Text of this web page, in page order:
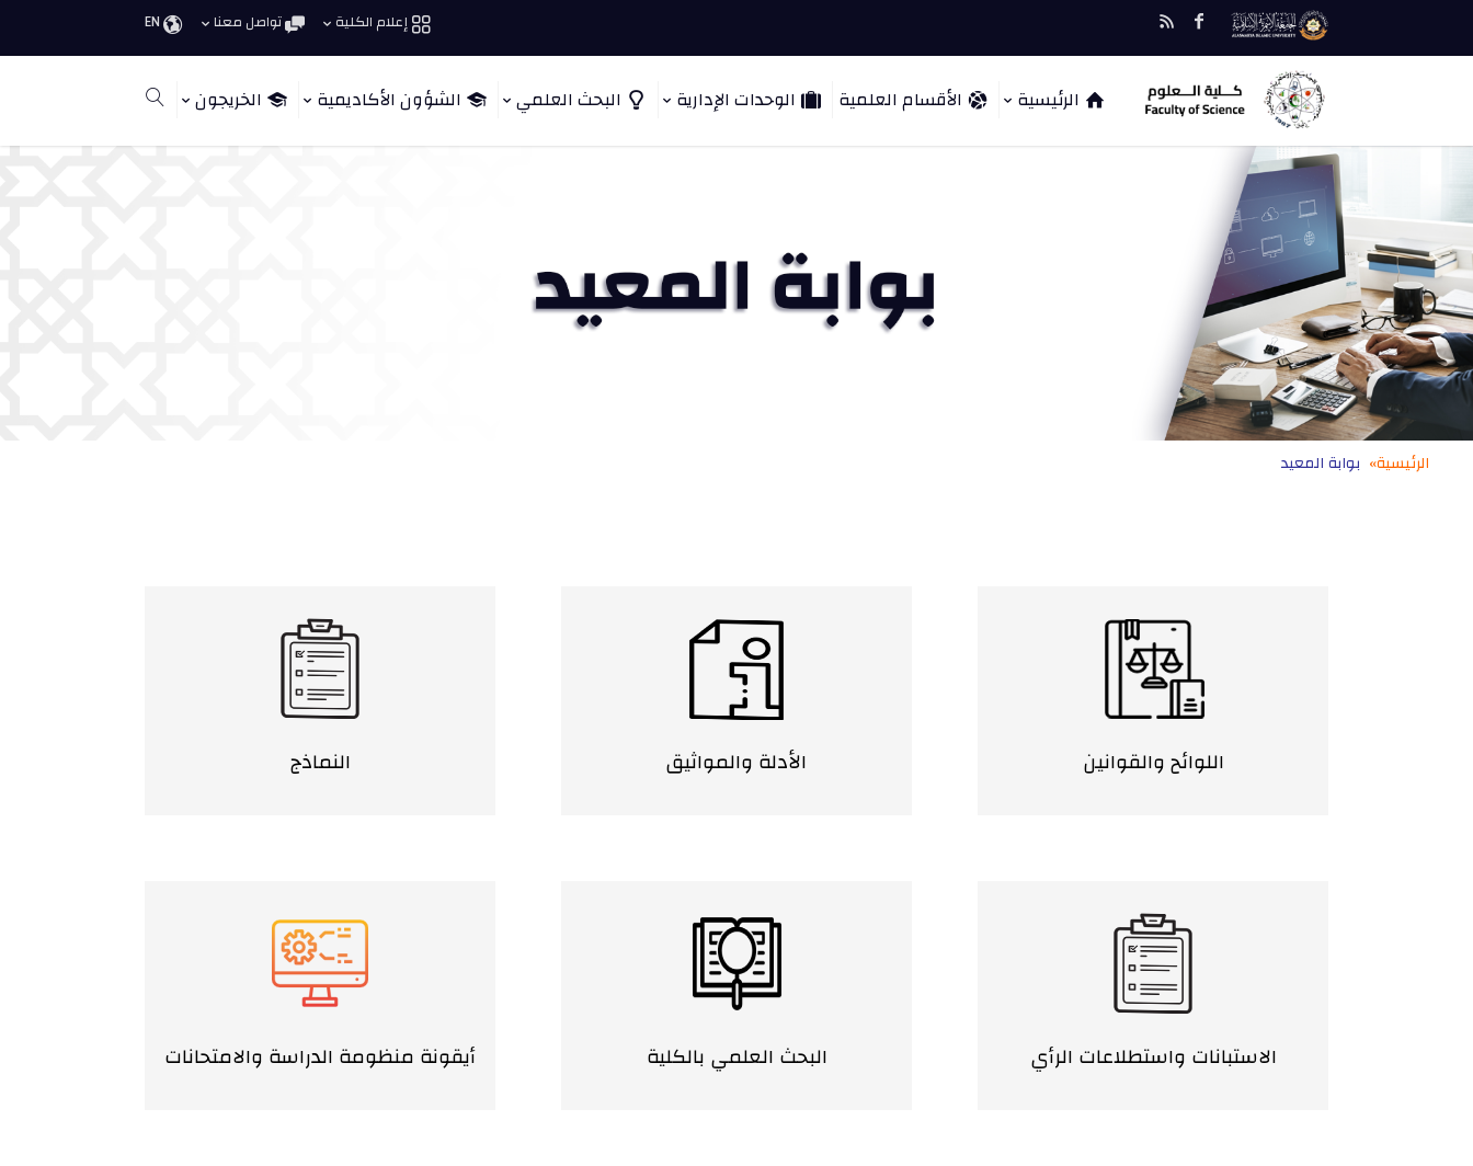
إعلام الكلية تواصل معنا EN
الرئيسية الأقسام العلمية الوحدات الإدارية البحث العلمي الشؤون الأكاديمية الخريجون
الرئيسية» بوابة المعيد
اللوائح والقوانين الأدلة والمواثيق النماذج
الاستبانات واستطلاعات الرأي البحث العلمي بالكلية أيقونة منظومة الدراسة والامتحانات